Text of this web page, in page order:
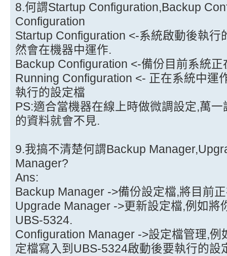
8.何謂Startup Configuration,Backup
Configuration
Startup Configuration <-系統啟動後執行
然會在機器中運作.
Backup Configuration <-備份目前系統
Running Configuration <- 正在系統中運
執行的設定檔
PS:適合當機器在線上時做微調設定,萬
的資料就會不見.
9.我搞不清楚何謂Backup
Manager?
Ans:
Backup Manager ->備份設定檔,將目前
Upgrade Manager ->更新設定檔,例如將
UBS-5324.
Configuration Manager ->設定檔管理,
定檔寫入到UBS-5324啟動後要執行的設